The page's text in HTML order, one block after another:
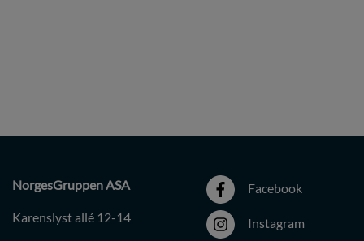
NorgesGruppen ASA
Karenslyst allé 12-14
Facebook
Instagram